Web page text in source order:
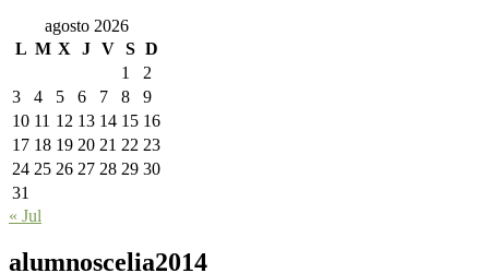
agosto 2026
L M X J V S D
1
2
3
4 5 6 7 8
9
10 11 12 13 14 15 16
17 18 19 20 21 22 23
24 25 26 27 28 29 30
31
« Jul
alumnoscelia2014